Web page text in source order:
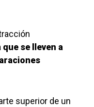
se lleven a
superior de un